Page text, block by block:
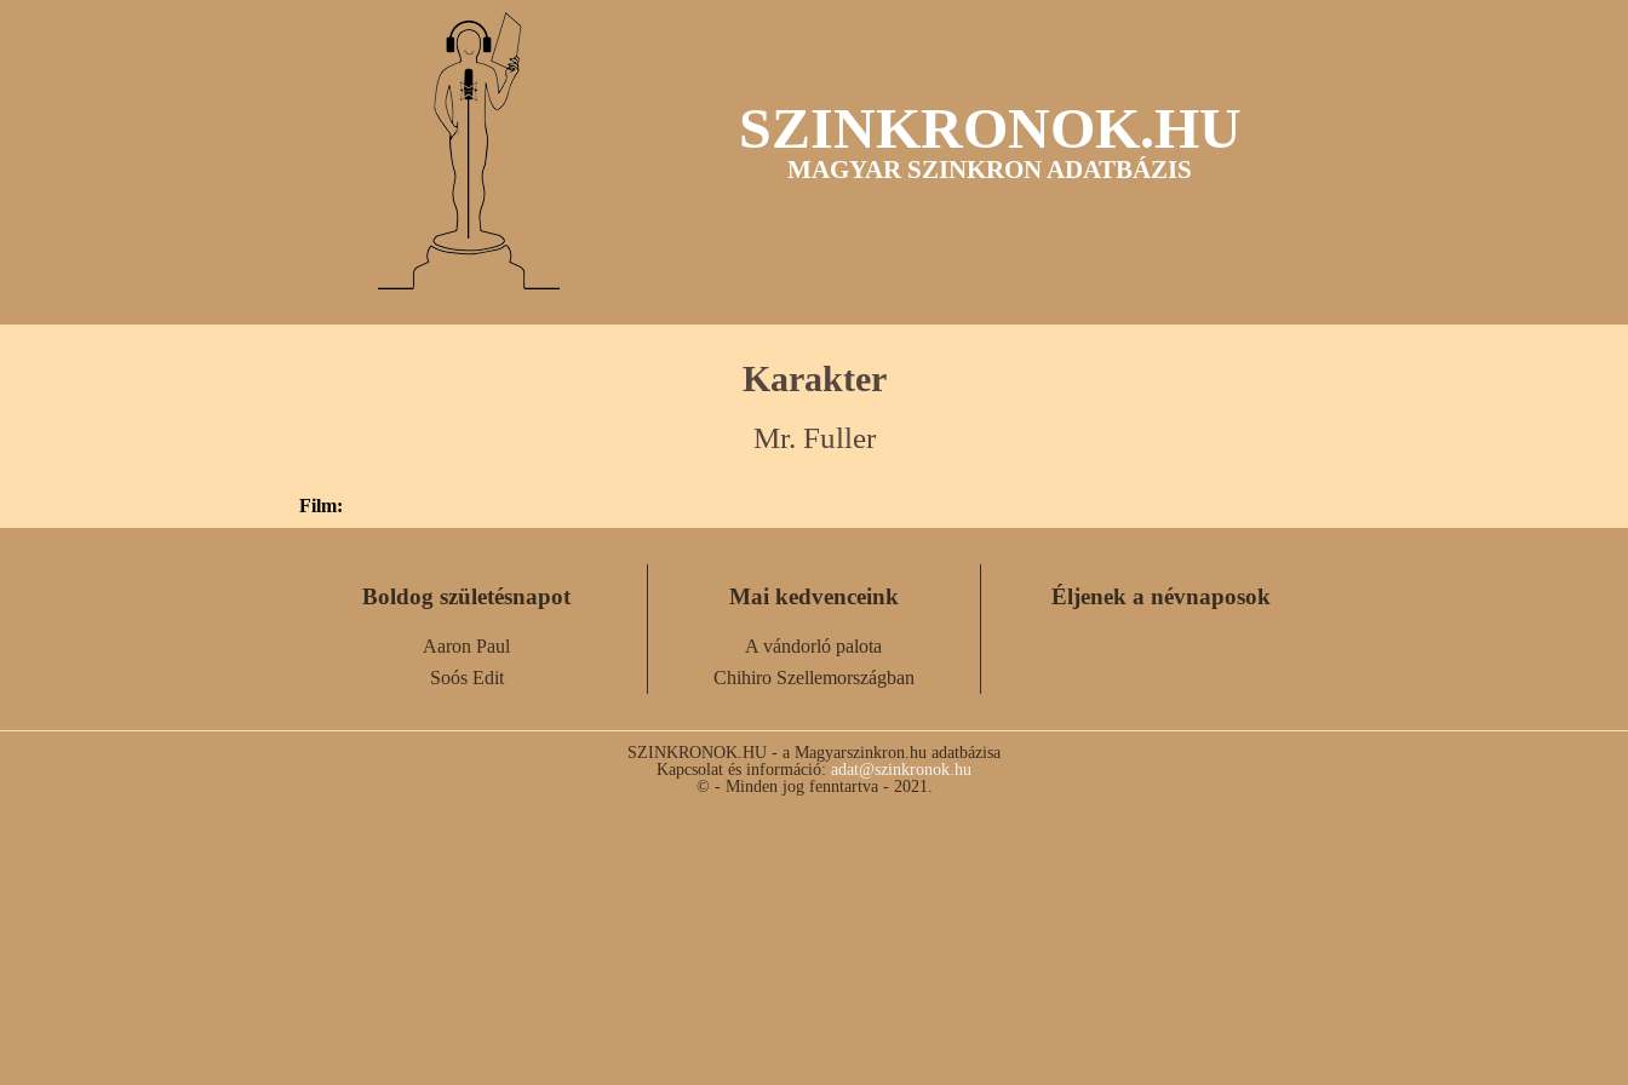
SZINKRONOK.HU
MAGYAR SZINKRON ADATBÁZIS
Karakter
Mr. Fuller
Film:
Boldog születésnapot
Aaron Paul
Soós Edit
Mai kedvenceink
A vándorló palota
Chihiro Szellemországban
Éljenek a névnaposok
SZINKRONOK.HU - a Magyarszinkron.hu adatbázisa
Kapcsolat és információ: adat@szinkronok.hu
© - Minden jog fenntartva - 2021.